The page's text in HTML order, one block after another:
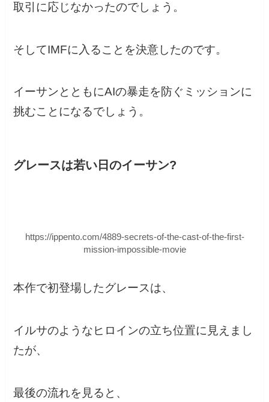
取引に応じなかったのでしょう。
そしてIMFに入ることを決意したのです。
イーサンとともにAIの暴走を防ぐミッションに
挑むことになるでしょう。
グレースは若い日のイーサン?
https://ippento.com/4889-secrets-of-the-cast-of-the-first-
mission-impossible-movie
本作で初登場したグレースは、
イルサのようなヒロインの立ち位置に見えまし
たが、
最後の流れを見ると、